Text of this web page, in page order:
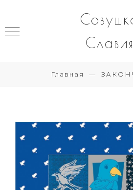
Славия
Главная